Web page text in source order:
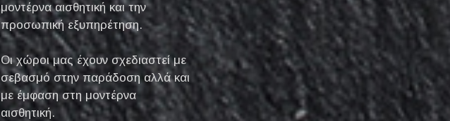
μοντέρνα αισθητική και την
προσωπική εξυπηρέτηση.
Οι χώροι μας έχουν σχεδιαστεί με
σεβασμό στην παράδοση αλλά και
με έμφαση στη μοντέρνα
αισθητική.